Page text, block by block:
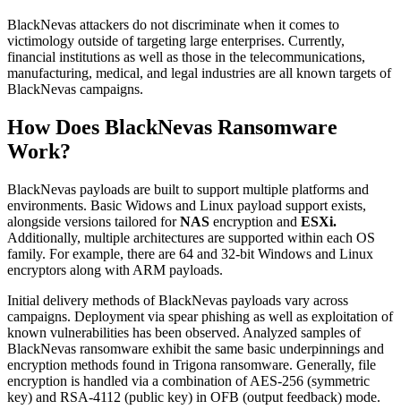
BlackNevas attackers do not discriminate when it comes to
victimology outside of targeting large enterprises. Currently,
financial institutions as well as those in the telecommunications,
manufacturing, medical, and legal industries are all known targets of
BlackNevas campaigns.
How Does BlackNevas Ransomware
Work?
BlackNevas payloads are built to support multiple platforms and
environments. Basic Widows and Linux payload support exists,
alongside versions tailored forNAS encryption and ESXi.
Additionally, multiple architectures are supported within each OS
family. For example, there are 64 and 32-bit Windows and Linux
encryptors along with ARM payloads.
Initial delivery methods of BlackNevas payloads vary across
campaigns. Deployment via spear phishing as well as exploitation of
known vulnerabilities has been observed. Analyzed samples of
BlackNevas ransomware exhibit the same basic underpinnings and
encryption methods found in Trigona ransomware. Generally, file
encryption is handled via a combination of AES-256 (symmetric
key) and RSA-4112 (public key) in OFB (output feedback) mode.